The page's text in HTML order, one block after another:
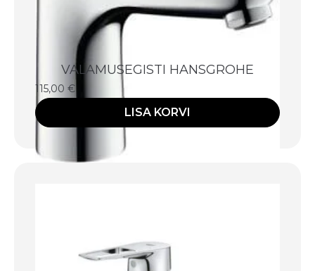
VALAMUSEGISTI HANSGROHE
115,00 €
LISA KORVI